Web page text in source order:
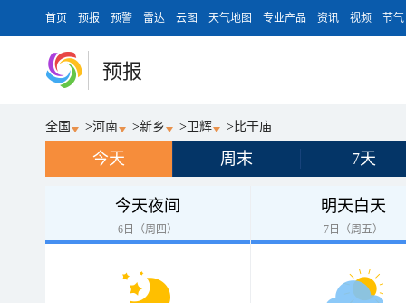
首页 预报 预警 雷达 云图 天气地图 专业产品 资讯 视频 节气
预报
全国 >河南 >新乡 > 卫辉 > 比干庙
今天 周末 7天
今天夜间
6日（周四）
明天白天
7日（周五）